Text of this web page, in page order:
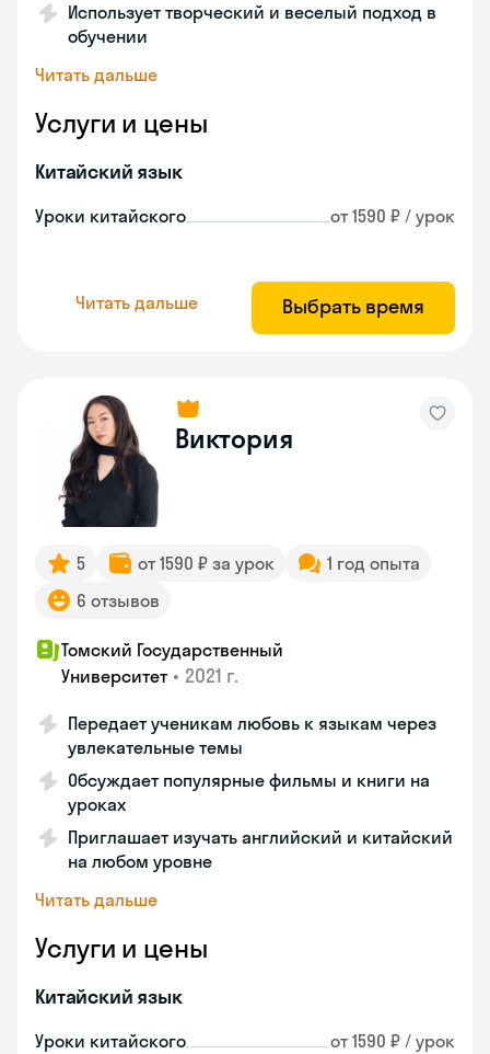
Использует творческий и веселый подход в
обучении
Читать дальше
Услуги и цены
Китайский язык
Уроки китайского от 1590 ₽ / урок
Читать дальше Выбрать время
Виктория
5 от 1590 ₽ за урок
1 год опыта
6 отзывов
Томский Государственный
Университет • 2021 г.
Передает ученикам любовь к языкам через
увлекательные темы
Обсуждает популярные фильмы и книги на
уроках
Приглашает изучать английский и китайский
на любом уровне
Читать дальше
Услуги и цены
Китайский язык
Уроки китайского от 1590 ₽ / урок